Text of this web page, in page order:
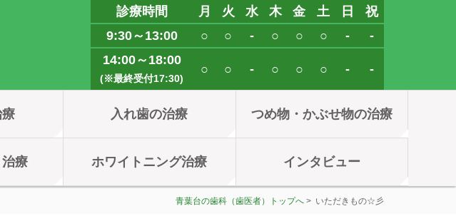
診療時間 月 火 水 木 金 土 日
祝
9:30～13:00
○ ○ - ○ ○ ○ -
-
14:00～18:00
(※最終受付17:30)
○ ○ - ○ ○ ○ - -
入れ歯の治療 つめ物・かぶせ物の治療
療 ホワイトニング治療 インタビュー
青葉台の歯科（歯医者）トップへ > いただきもの☆彡